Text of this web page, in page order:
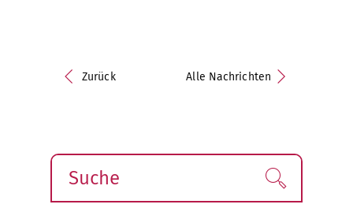
Zurück Alle Nachrichten
Suche Finden!